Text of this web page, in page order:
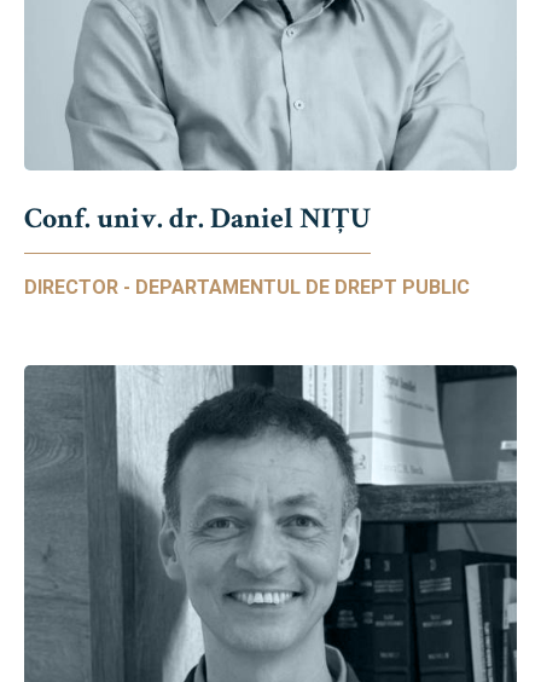
Conf. univ. dr. Daniel NIŢU
DIRECTOR - DEPARTAMENTUL DE DREPT PUBLIC